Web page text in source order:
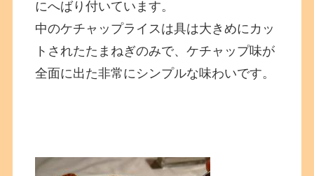
にへばり付いています。
中のケチャップライスは具は大きめにカッ
トされたたまねぎのみで、ケチャップ味が
全面に出た非常にシンプルな味わいです。